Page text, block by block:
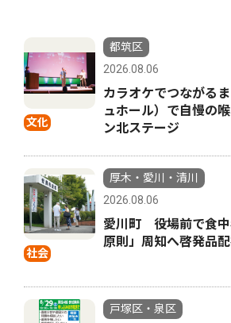
文化
都筑区
2026.08.06
カラオケでつながる
ュホール）で自慢の
ン北ステージ
社会
厚木・愛川・清川
2026.08.06
愛川町 役場前で食
原則」周知へ啓発品
戸塚区・泉区